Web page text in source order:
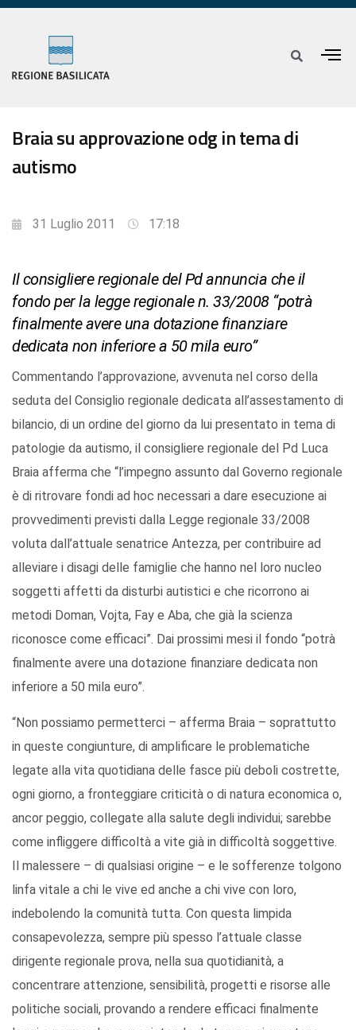
Braia su approvazione odg in tema di
autismo
31 Luglio 2011 17:18
Il consigliere regionale del Pd annuncia che il
fondo per la legge regionale n. 33/2008 “potrà
finalmente avere una dotazione finanziare
dedicata non inferiore a 50 mila euro”
Commentando l’approvazione, avvenuta nel corso della
seduta del Consiglio regionale dedicata all’assestamento di
bilancio, di un ordine del giorno da lui presentato in tema di
patologie da autismo, il consigliere regionale del Pd Luca
Braia afferma che “l’impegno assunto dal Governo regionale
è di ritrovare fondi ad hoc necessari a dare esecuzione ai
provvedimenti previsti dalla Legge regionale 33/2008
voluta dall’attuale senatrice Antezza, per contribuire ad
alleviare i disagi delle famiglie che hanno nel loro nucleo
soggetti affetti da disturbi autistici e che ricorrono ai
metodi Doman, Vojta, Fay e Aba, che già la scienza
riconosce come efficaci”. Dai prossimi mesi il fondo “potrà
finalmente avere una dotazione finanziare dedicata non
inferiore a 50 mila euro”.
“Non possiamo permetterci – afferma Braia – soprattutto
in queste congiunture, di amplificare le problematiche
legate alla vita quotidiana delle fasce più deboli costrette,
ogni giorno, a fronteggiare criticità o di natura economica o,
ancor peggio, collegate alla salute degli individui; sarebbe
come infliggere difficoltà a vite già in difficoltà soggettive.
Il malessere – di qualsiasi origine – e le sofferenze tolgono
linfa vitale a chi le vive ed anche a chi vive con loro,
indebolendo la comunità tutta. Con questa limpida
consapevolezza, sempre più spesso l’attuale classe
dirigente regionale prova, nella sua quotidianità, a
concentrare attenzione, sensibilità, progetti e risorse alle
politiche sociali, provando a rendere efficaci finalmente